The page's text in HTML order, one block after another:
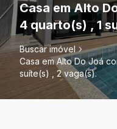
Casa em Alto
4 quarto(s) , 1
Buscar imóvel
Casa em Alto Do Joá
suíte(s) , 2 vaga(s).